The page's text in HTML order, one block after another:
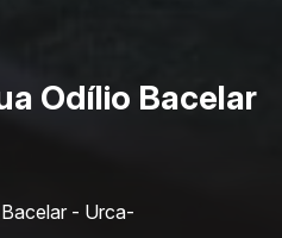
Odílio Bacelar
- Urca-